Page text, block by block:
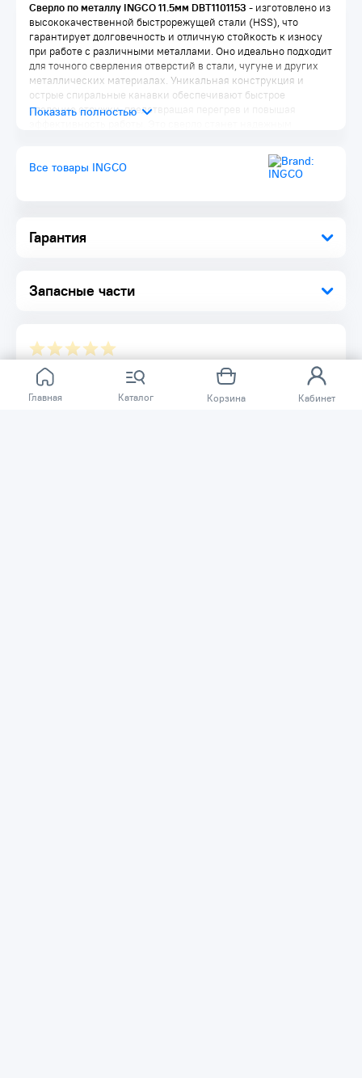
Главная Каталог Корзина Кабинет
Гарантия
Запасные части
Сверло по металлу INGCO 11.5мм DBT1101153 - изготовлено из
высококачественной быстрорежущей стали (HSS), что
гарантирует долговечность и отличную стойкость к износу
при работе с различными металлами. Оно идеально подходит
для точного сверления отверстий в стали, чугуне и других
металлических материалах. Уникальная конструкция и
острые спиральные канавки обеспечивают быстрое
удаление стружки, предотвращая перегрев и повышая
Все товары INGCO
Отзывов ещё нет.